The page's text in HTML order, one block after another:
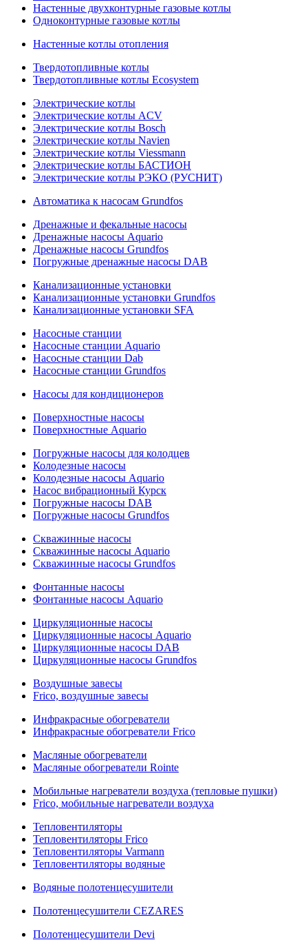
Настенные двухконтурные газовые котлы
Одноконтурные газовые котлы
Настенные котлы отопления
Твердотопливные котлы
Твердотопливные котлы Ecosystem
Электрические котлы
Электрические котлы ACV
Электрические котлы Bosch
Электрические котлы Navien
Электрические котлы Viessmann
Электрические котлы БАСТИОН
Электрические котлы РЭКО (РУСНИТ)
Автоматика к насосам Grundfos
Дренажные и фекальные насосы
Дренажные насосы Aquario
Дренажные насосы Grundfos
Погружные дренажные насосы DAB
Канализационные установки
Канализационные установки Grundfos
Канализационные установки SFA
Насосные станции
Насосные станции Aquario
Насосные станции Dab
Насосные станции Grundfos
Насосы для кондиционеров
Поверхностные насосы
Поверхностные Aquario
Погружные насосы для колодцев
Колодезные насосы
Колодезные насосы Aquario
Насос вибрационный Курск
Погружные насосы DAB
Погружные насосы Grundfos
Скважинные насосы
Скважинные насосы Aquario
Скважинные насосы Grundfos
Фонтанные насосы
Фонтанные насосы Aquario
Циркуляционные насосы
Циркуляционные насосы Aquario
Циркуляционные насосы DAB
Циркуляционные насосы Grundfos
Воздушные завесы
Frico, воздушные завесы
Инфракрасные обогреватели
Инфракрасные обогреватели Frico
Масляные обогреватели
Масляные обогреватели Rointe
Мобильные нагреватели воздуха (тепловые пушки)
Frico, мобильные нагреватели воздуха
Тепловентиляторы
Тепловентиляторы Frico
Тепловентиляторы Varmann
Тепловентиляторы водяные
Водяные полотенцесушители
Полотенцесушители CEZARES
Полотенцесушители Devi